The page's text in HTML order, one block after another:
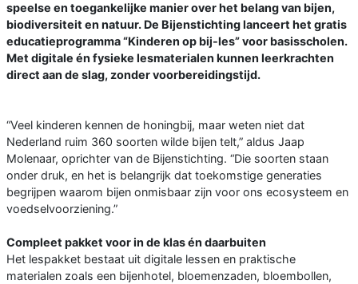
speelse en toegankelijke manier over het belang van bijen,
biodiversiteit en natuur. De Bijenstichting lanceert het gratis
educatieprogramma “Kinderen op bij-les” voor basisscholen.
Met digitale én fysieke lesmaterialen kunnen leerkrachten
direct aan de slag, zonder voorbereidingstijd.
“Veel kinderen kennen de honingbij, maar weten niet dat
Nederland ruim 360 soorten wilde bijen telt,” aldus Jaap
Molenaar, oprichter van de Bijenstichting. “Die soorten staan
onder druk, en het is belangrijk dat toekomstige generaties
begrijpen waarom bijen onmisbaar zijn voor ons ecosysteem en
voedselvoorziening.”
Compleet pakket voor in de klas én daarbuiten
Het lespakket bestaat uit digitale lessen en praktische
materialen zoals een bijenhotel, bloemenzaden, bloembollen,